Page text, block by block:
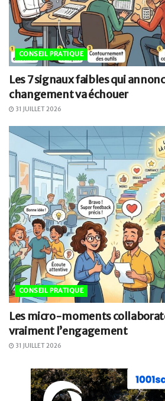
CONSEIL PRATIQUE
Les 7 signaux faibles qui
changement va échouer
31 JUILLET 2026
CONSEIL PRATIQUE
Les micro-moments
vraiment l’engagement
31 JUILLET 2026